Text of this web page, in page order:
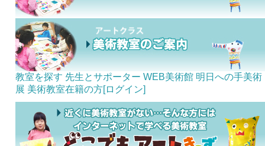
教室を探す 先生とサポーター WEB美術館 明日への手美術
展 美術教室在籍の方[ログイン]